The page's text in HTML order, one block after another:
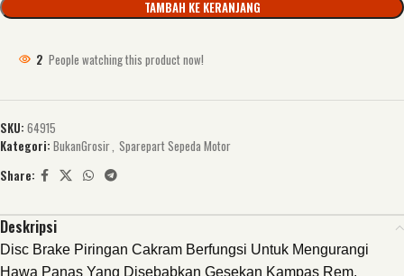
TAMBAH KE KERANJANG
2 People watching this product now!
SKU: 64915
Kategori: BukanGrosir, Sparepart Sepeda Motor
Share:
Deskripsi
Disc Brake Piringan Cakram Berfungsi Untuk Mengurangi
Hawa Panas Yang Disebabkan Gesekan Kampas Rem.